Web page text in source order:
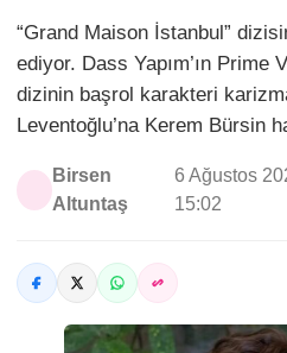
“Grand Maison İstanbul”
ediyor. Dass Yapım’ın Prime
dizinin başrol karakteri
Leventoğlu’na Kerem Bürsin
Birsen
Altuntaş
6 Ağustos
15:02